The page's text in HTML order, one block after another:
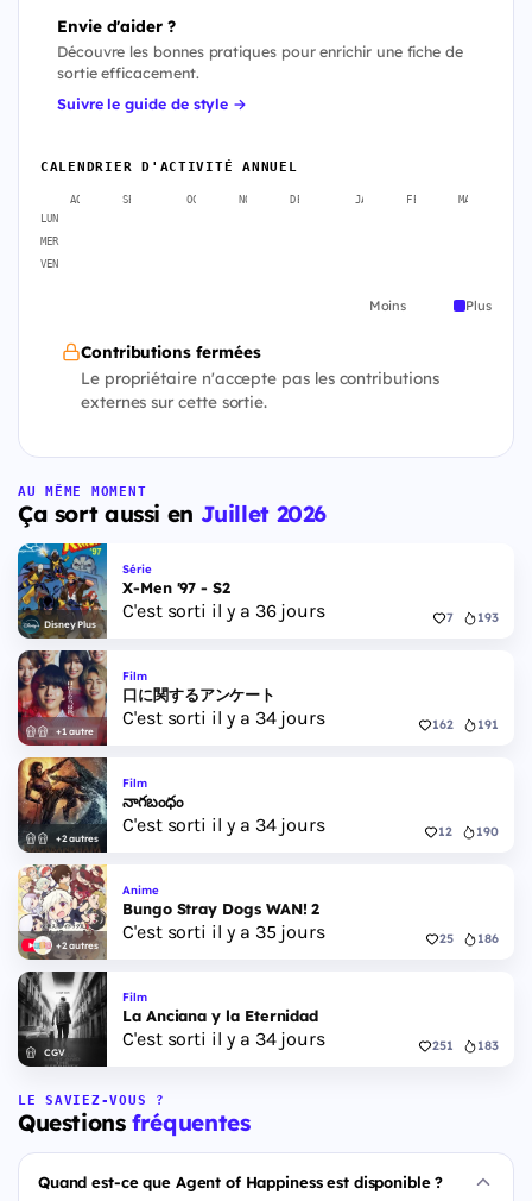
Envie d'aider ?
Découvre les bonnes pratiques pour enrichir une fiche de
sortie efficacement.
Suivre le guide de style →
CALENDRIER D'ACTIVITÉ ANNUEL
AOÛT SEPT. OCT. NOV. DÉC. JANV. FÉVR. MARS
LUN
MER
VEN
Moins Plus
Contributions fermées
Le propriétaire n'accepte pas les contributions
externes sur cette sortie.
AU MÊME MOMENT
Ça sort aussi en Juillet 2026
Disney Plus
Série
X-Men '97 - S2
C'est sorti il y a 36 jours 7 193
+1 autre
Film
口に関するアンケート
C'est sorti il y a 34 jours 162 191
+2 autres
Film
నాగబంధం
C'est sorti il y a 34 jours 12 190
+2 autres
Anime
Bungo Stray Dogs WAN! 2
C'est sorti il y a 35 jours 25 186
CGV
Film
La Anciana y la Eternidad
C'est sorti il y a 34 jours 251 183
LE SAVIEZ-VOUS ?
Questionsfréquentes
Quand est-ce que Agent of Happiness est disponible ?